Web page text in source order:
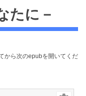
たに－
から次のepubを開いてくだ